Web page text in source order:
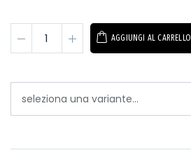
AGGIUNGI AL CARRELLO